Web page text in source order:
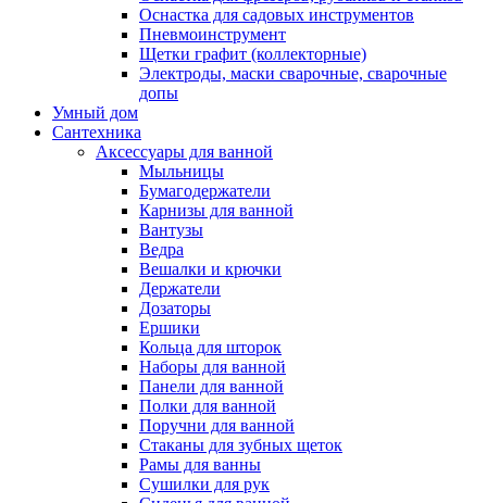
Оснастка для садовых инструментов
Пневмоинструмент
Щетки графит (коллекторные)
Электроды, маски сварочные, сварочные
допы
Умный дом
Сантехника
Аксессуары для ванной
Мыльницы
Бумагодержатели
Карнизы для ванной
Вантузы
Ведра
Вешалки и крючки
Держатели
Дозаторы
Ершики
Кольца для шторок
Наборы для ванной
Панели для ванной
Полки для ванной
Поручни для ванной
Стаканы для зубных щеток
Рамы для ванны
Сушилки для рук